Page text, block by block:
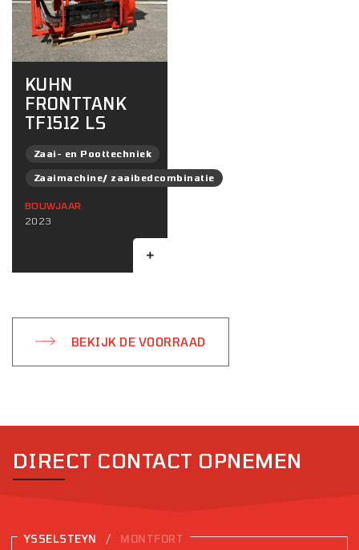
KUHN
FRONTTANK
TF1512 LS
Zaai- en Poottechniek
Zaaimachine/ zaaibedcombinatie
BOUWJAAR
2023
BEKIJK DE VOORRAAD
DIRECT CONTACT OPNEMEN
YSSELSTEYN / MONTFORT